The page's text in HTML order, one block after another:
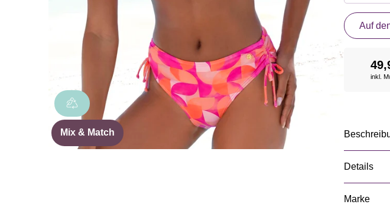
Mix & Match
Auf
inkl.
Details
Marke